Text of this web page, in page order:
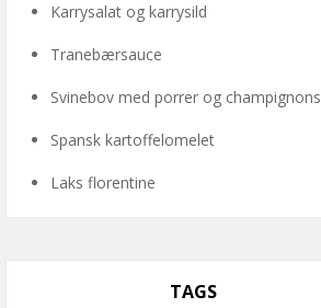
Karrysalat og karrysild
Tranebærsauce
Svinebov med porrer og champignons
Spansk kartoffelomelet
Laks florentine
TAGS